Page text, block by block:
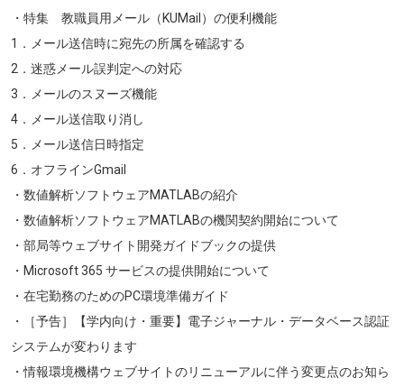
・特集 教職員用メール（KUMail）の便利機能
1．メール送信時に宛先の所属を確認する
2．迷惑メール誤判定への対応
3．メールのスヌーズ機能
4．メール送信取り消し
5．メール送信日時指定
6．オフラインGmail
・数値解析ソフトウェアMATLABの紹介
・数値解析ソフトウェアMATLABの機関契約開始について
・部局等ウェブサイト開発ガイドブックの提供
・Microsoft 365 サービスの提供開始について
・在宅勤務のためのPC環境準備ガイド
・［予告］【学内向け・重要】電子ジャーナル・データベース認証
システムが変わります
・情報環境機構ウェブサイトのリニューアルに伴う変更点のお知ら